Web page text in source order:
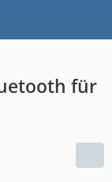
für